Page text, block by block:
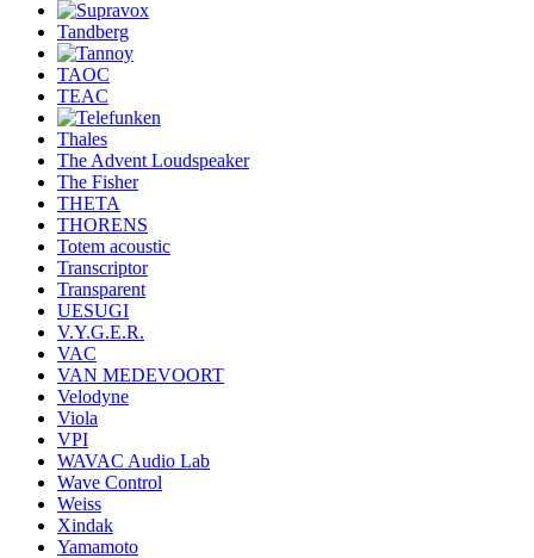
Tandberg
TAOC
TEAC
Thales
The Advent Loudspeaker
The Fisher
THETA
THORENS
Totem acoustic
Transcriptor
Transparent
UESUGI
V.Y.G.E.R.
VAC
VAN MEDEVOORT
Velodyne
Viola
VPI
WAVAC Audio Lab
Wave Control
Weiss
Xindak
Yamamoto